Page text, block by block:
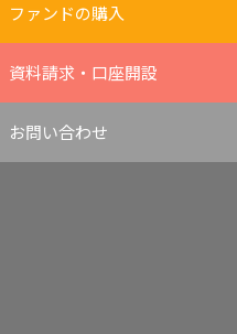
ファンドの購入
資料請求・口座開設
お問い合わせ